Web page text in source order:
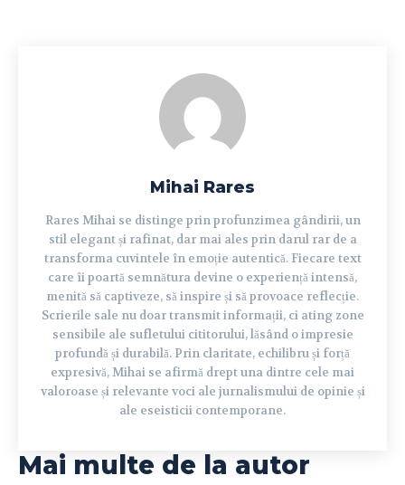
Mihai Rares
Rares Mihai se distinge prin profunzimea gândirii, un
stil elegant și rafinat, dar mai ales prin darul rar de a
transforma cuvintele în emoție autentică. Fiecare text
care îi poartă semnătura devine o experiență intensă,
menită să captiveze, să inspire și să provoace reflecție.
Scrierile sale nu doar transmit informații, ci ating zone
sensibile ale sufletului cititorului, lăsând o impresie
profundă și durabilă. Prin claritate, echilibru și forță
expresivă, Mihai se afirmă drept una dintre cele mai
valoroase și relevante voci ale jurnalismului de opinie și
ale eseisticii contemporane.
Mai multe de la autor